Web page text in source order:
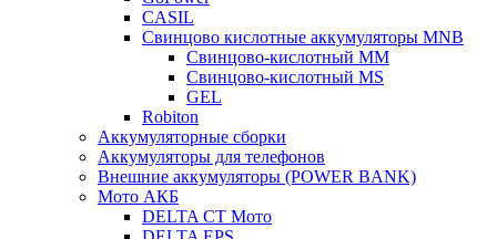
CASIL
Свинцово кислотные аккумуляторы MNB
Cвинцово-кислотный MM
Cвинцово-кислотный MS
GEL
Robiton
Аккумуляторные сборки
Аккумуляторы для телефонов
Внешние аккумуляторы (POWER BANK)
Мото АКБ
DELTA CT Мото